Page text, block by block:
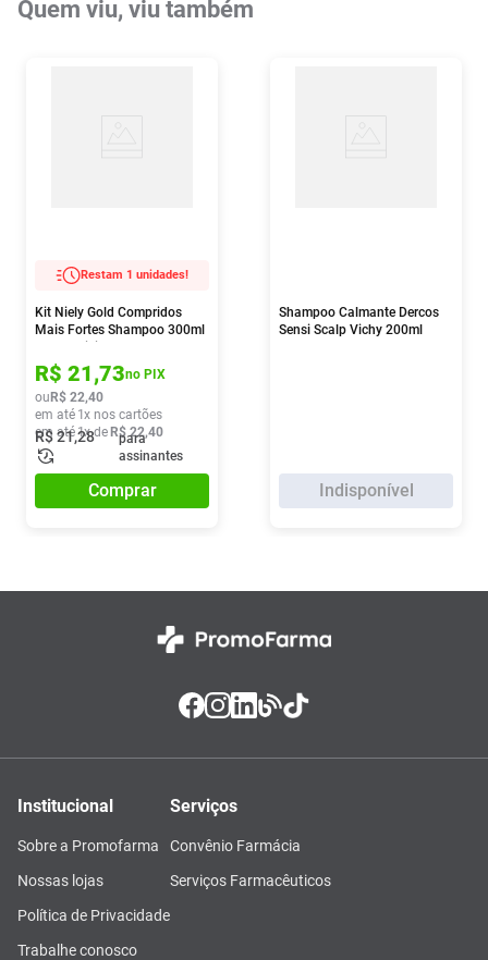
Quem viu, viu também
Restam 1 unidades!
Kit Niely Gold Compridos
Mais Fortes Shampoo 300ml
R$ 21,73no PIX
ou R$ 22,40
em até 1x nos cartões
em até1x de R$ 22,40
R$21,28
para
assinantes
Comprar
Shampoo Calmante Dercos
Sensi Scalp Vichy 200ml
Indisponível
Institucional
Sobre a Promofarma
Nossas lojas
Política de Privacidade
Trabalhe conosco
Serviços
Convênio Farmácia
Serviços Farmacêuticos